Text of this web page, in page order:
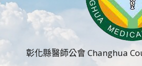
彰化縣醫師公會 Changhua